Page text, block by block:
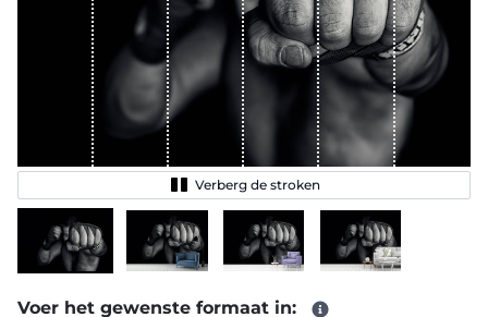
Verberg de stroken
Voer het gewenste formaat in: